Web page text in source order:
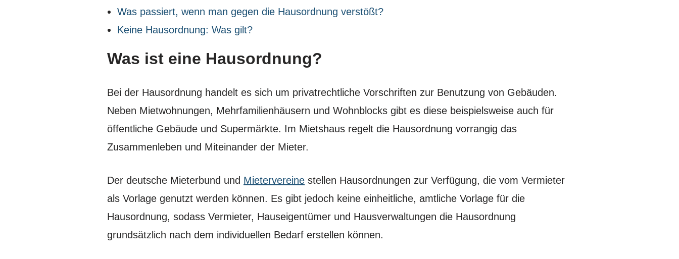
Was passiert, wenn man gegen die Hausordnung verstößt?
Keine Hausordnung: Was gilt?
Was ist eine Hausordnung?
Bei der Hausordnung handelt es sich um privatrechtliche Vorschriften zur Benutzung von Gebäuden.
Neben Mietwohnungen, Mehrfamilienhäusern und Wohnblocks gibt es diese beispielsweise auch für
öffentliche Gebäude und Supermärkte. Im Mietshaus regelt die Hausordnung vorrangig das
Zusammenleben und Miteinander der Mieter.
Der deutsche Mieterbund und Mietervereine stellen Hausordnungen zur Verfügung, die vom Vermieter
als Vorlage genutzt werden können. Es gibt jedoch keine einheitliche, amtliche Vorlage für die
Hausordnung, sodass Vermieter, Hauseigentümer und Hausverwaltungen die Hausordnung
grundsätzlich nach dem individuellen Bedarf erstellen können.